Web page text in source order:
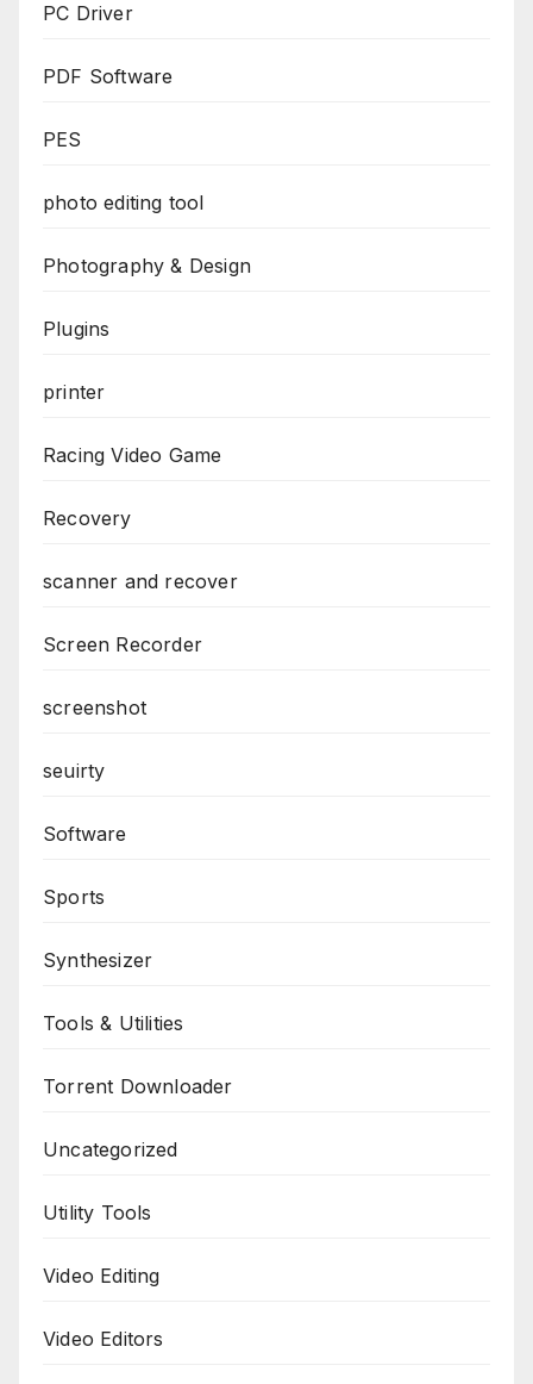
PC Driver
PDF Software
PES
photo editing tool
Photography & Design
Plugins
printer
Racing Video Game
Recovery
scanner and recover
Screen Recorder
screenshot
seuirty
Software
Sports
Synthesizer
Tools & Utilities
Torrent Downloader
Uncategorized
Utility Tools
Video Editing
Video Editors